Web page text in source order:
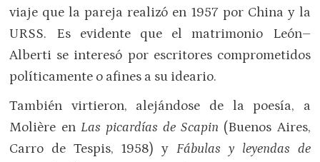
viaje que la pareja realizó en 1957 por China y la
URSS. Es evidente que el matrimonio León–
Alberti se interesó por escritores comprometidos
políticamente o afines a su ideario.
También virtieron, alejándose de la poesía, a
Molière en Las picardías de Scapin (Buenos Aires,
Carro de Tespis, 1958) y Fábulas y leyendas de